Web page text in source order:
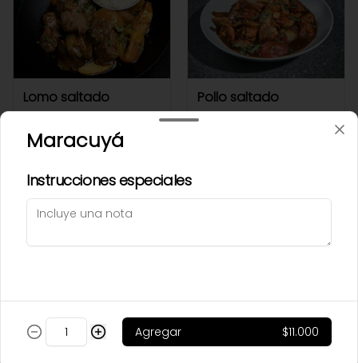
Lomo saltado Pollo saltado
Sakana Salmón ereganto
Maracuyá
Instrucciones especiales
Agregar $11.000